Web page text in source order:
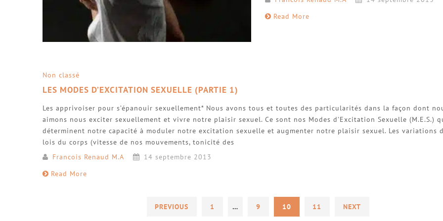
Read More
Non classé
LES MODES D’EXCITATION SEXUELLE (PARTIE 1)
Les apprivoiser pour s’épanouir sexuellement* Nous avons tous et toutes des particularités dans la façon dont
aimons nous exciter sexuellement et vivre notre plaisir sexuel. Ce sont nos Modes d’Excitation Sexuelle (M.E.S.)
déterminent notre capacité à moduler notre excitation sexuelle et augmenter notre plaisir sexuel. Les variations
lois du corps (vitesse de nos mouvements, tonicité des
Francois Renaud M.A
14 septembre 2013
Read More
PREVIOUS 1 … 9 10 11 NEXT